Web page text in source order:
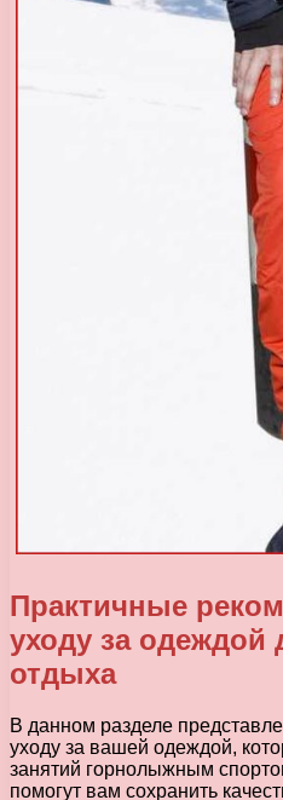
Практичные
уходу за одеждой
отдыха
В данном разделе
уходу за вашей одеждой,
занятий горнолыжным
помогут вам сохранить